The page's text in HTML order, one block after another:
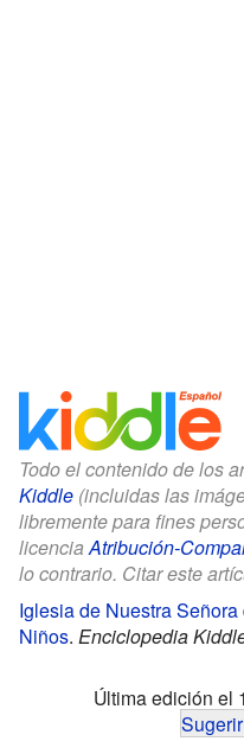
Todo el contenido de los
Kiddle (incluidas las
libremente para fines
licencia Atribución-
lo contrario. Citar este
Iglesia de Nuestra
Niños. Enciclopedia
Última edición el